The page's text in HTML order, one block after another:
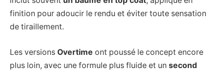
finition pour adoucir le rendu et éviter toute sensation
de tiraillement.
Les versions Overtime ont poussé le concept encore
plus loin, avec une formule plus fluide et un second